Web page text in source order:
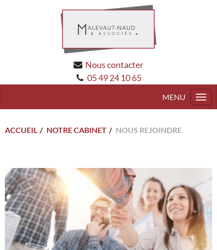
Nous contacter
05 49 24 10 65
ACCUEIL NOTRE CABINET NOUS REJOINDRE